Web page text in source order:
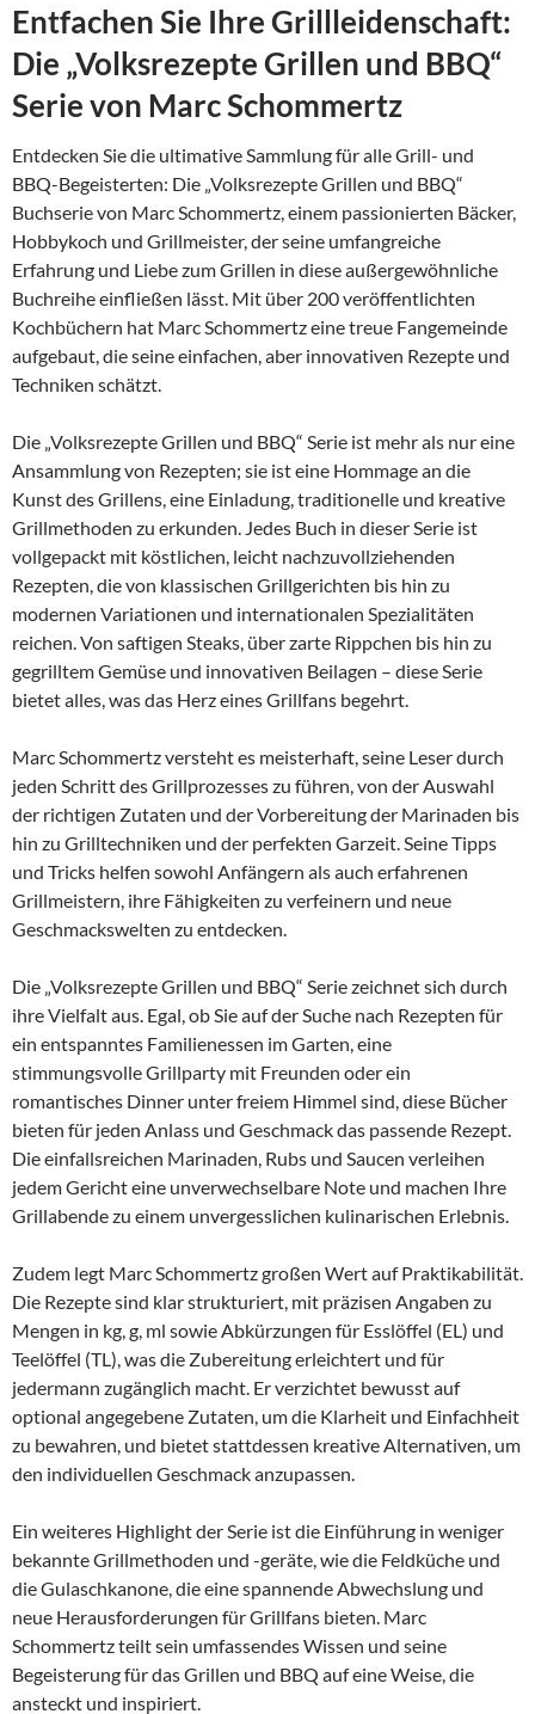
Entfachen Sie Ihre Grillleidenschaft:
Die „Volksrezepte Grillen und BBQ“
Serie von Marc Schommertz
Entdecken Sie die ultimative Sammlung für alle Grill- und
BBQ-Begeisterten: Die „Volksrezepte Grillen und BBQ“
Buchserie von Marc Schommertz, einem passionierten Bäcker,
Hobbykoch und Grillmeister, der seine umfangreiche
Erfahrung und Liebe zum Grillen in diese außergewöhnliche
Buchreihe einfließen lässt. Mit über 200 veröffentlichten
Kochbüchern hat Marc Schommertz eine treue Fangemeinde
aufgebaut, die seine einfachen, aber innovativen Rezepte und
Techniken schätzt.
Die „Volksrezepte Grillen und BBQ“ Serie ist mehr als nur eine
Ansammlung von Rezepten; sie ist eine Hommage an die
Kunst des Grillens, eine Einladung, traditionelle und kreative
Grillmethoden zu erkunden. Jedes Buch in dieser Serie ist
vollgepackt mit köstlichen, leicht nachzuvollziehenden
Rezepten, die von klassischen Grillgerichten bis hin zu
modernen Variationen und internationalen Spezialitäten
reichen. Von saftigen Steaks, über zarte Rippchen bis hin zu
gegrilltem Gemüse und innovativen Beilagen – diese Serie
bietet alles, was das Herz eines Grillfans begehrt.
Marc Schommertz versteht es meisterhaft, seine Leser durch
jeden Schritt des Grillprozesses zu führen, von der Auswahl
der richtigen Zutaten und der Vorbereitung der Marinaden bis
hin zu Grilltechniken und der perfekten Garzeit. Seine Tipps
und Tricks helfen sowohl Anfängern als auch erfahrenen
Grillmeistern, ihre Fähigkeiten zu verfeinern und neue
Geschmackswelten zu entdecken.
Die „Volksrezepte Grillen und BBQ“ Serie zeichnet sich durch
ihre Vielfalt aus. Egal, ob Sie auf der Suche nach Rezepten für
ein entspanntes Familienessen im Garten, eine
stimmungsvolle Grillparty mit Freunden oder ein
romantisches Dinner unter freiem Himmel sind, diese Bücher
bieten für jeden Anlass und Geschmack das passende Rezept.
Die einfallsreichen Marinaden, Rubs und Saucen verleihen
jedem Gericht eine unverwechselbare Note und machen Ihre
Grillabende zu einem unvergesslichen kulinarischen Erlebnis.
Zudem legt Marc Schommertz großen Wert auf Praktikabilität.
Die Rezepte sind klar strukturiert, mit präzisen Angaben zu
Mengen in kg, g, ml sowie Abkürzungen für Esslöffel (EL) und
Teelöffel (TL), was die Zubereitung erleichtert und für
jedermann zugänglich macht. Er verzichtet bewusst auf
optional angegebene Zutaten, um die Klarheit und Einfachheit
zu bewahren, und bietet stattdessen kreative Alternativen, um
den individuellen Geschmack anzupassen.
Ein weiteres Highlight der Serie ist die Einführung in weniger
bekannte Grillmethoden und -geräte, wie die Feldküche und
die Gulaschkanone, die eine spannende Abwechslung und
neue Herausforderungen für Grillfans bieten. Marc
Schommertz teilt sein umfassendes Wissen und seine
Begeisterung für das Grillen und BBQ auf eine Weise, die
ansteckt und inspiriert.